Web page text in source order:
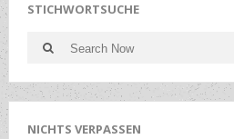
STICHWORTSUCHE
Search
for:
Search
NICHTS VERPASSEN